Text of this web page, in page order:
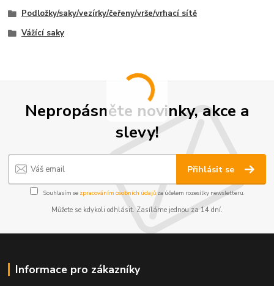
Podložky/saky/vezírky/čeřeny/vrše/vrhací sítě
Vážící saky
Nepropásněte novinky, akce a
slevy!
Přihlásit se
Souhlasím se zpracováním osobních údajůza účelem rozesílky newsletteru.
Můžete se kdykoli odhlásit. Zasíláme jednou za 14 dní.
Informace pro zákazníky